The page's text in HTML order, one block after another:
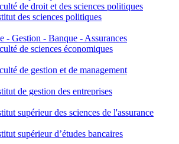
de droit et des sciences politiques
des sciences politiques
- Gestion - Banque - Assurances
de sciences économiques
de gestion et de management
de gestion des entreprises
supérieur des sciences de l'assurance
supérieur d’études bancaires